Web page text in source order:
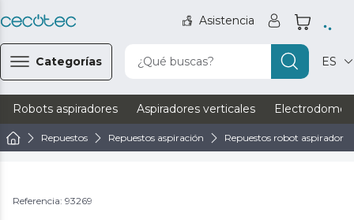
Asistencia
Categorías ¿Qué buscas? ES
Robots aspiradores Aspiradores verticales
Repuestos Repuestos aspiración Repuestos robot aspirador
Referencia: 93269